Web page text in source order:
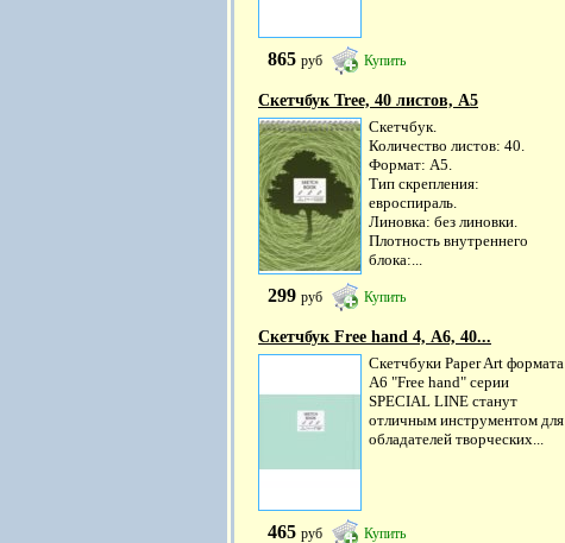
865 руб Купить
Скетчбук Tree, 40 листов, А5
Скетчбук.
Количество листов: 40.
Формат: А5.
Тип скрепления:
евроспираль.
Линовка: без линовки.
Плотность внутреннего
блока:...
299 руб Купить
Скетчбук Free hand 4, А6, 40...
Скетчбуки Paper Art формата
А6 "Free hand" серии
SPECIAL LINE станут
отличным инструментом для
обладателей творческих...
465 руб Купить